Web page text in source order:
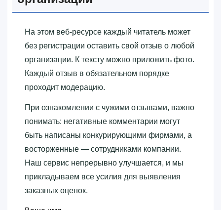
На этом веб-ресурсе каждый читатель может
без регистрации оставить свой отзыв о любой
организации. К тексту можно приложить фото.
Каждый отзыв в обязательном порядке
проходит модерацию.
При ознакомлении с чужими отзывами, важно
понимать: негативные комментарии могут
быть написаны конкурирующими фирмами, а
восторженные — сотрудниками компании.
Наш сервис непрерывно улучшается, и мы
прикладываем все усилия для выявления
заказных оценок.